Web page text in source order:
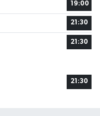
19:00
21:30
21:30
21:30